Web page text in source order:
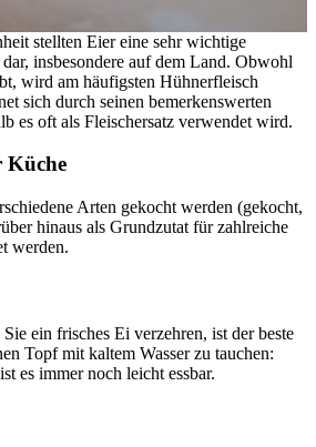
stellten Eier eine sehr wichtige
insbesondere auf dem Land. Obwohl
wird am häufigsten Hühnerfleisch
sich durch seinen bemerkenswerten
es oft als Fleischersatz verwendet wird.
Küche
Arten gekocht werden (gekocht,
hinaus als Grundzutat für zahlreiche
werden.
ein frisches Ei verzehren, ist der beste
Topf mit kaltem Wasser zu tauchen:
es immer noch leicht essbar.